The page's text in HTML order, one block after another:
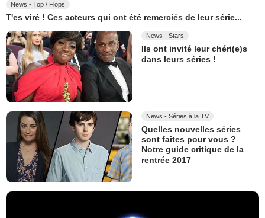
News - Top / Flops
T'es viré ! Ces acteurs qui ont été remerciés de leur série...
News - Stars
Ils ont invité leur chéri(e)s
dans leurs séries !
News - Séries à la TV
Quelles nouvelles séries
sont faites pour vous ?
Notre guide critique de la
rentrée 2017